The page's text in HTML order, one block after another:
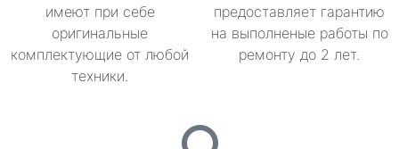
имеют при себе
оригинальные
комплектующие от любой
техники.
предоставляет гарантию
на выполненые работы по
ремонту до 2 лет.